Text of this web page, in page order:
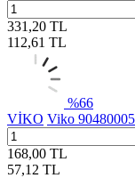
331,20 TL
112,61 TL
%66
VİKO Viko
168,00 TL
57,12 TL